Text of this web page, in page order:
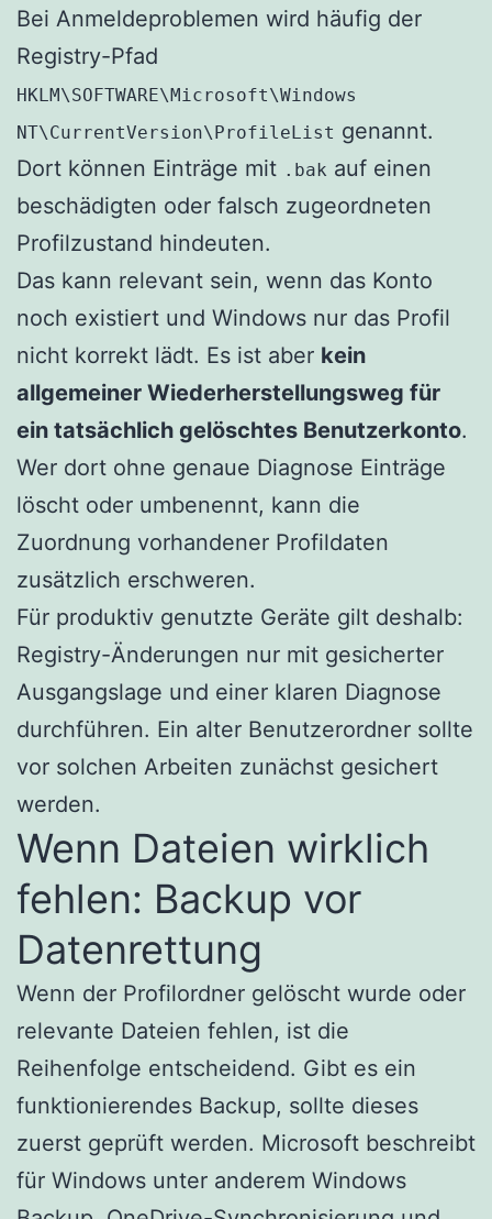
Bei Anmeldeproblemen wird häufig der
Registry-Pfad
HKLM\SOFTWARE\Microsoft\Windows
NT\CurrentVersion\ProfileList genannt.
Dort können Einträge mit .bak auf einen
beschädigten oder falsch zugeordneten
Profilzustand hindeuten.
Das kann relevant sein, wenn das Konto
noch existiert und Windows nur das Profil
nicht korrekt lädt. Es ist aber kein
allgemeiner Wiederherstellungsweg für
ein tatsächlich gelöschtes Benutzerkonto.
Wer dort ohne genaue Diagnose Einträge
löscht oder umbenennt, kann die
Zuordnung vorhandener Profildaten
zusätzlich erschweren.
Für produktiv genutzte Geräte gilt deshalb:
Registry-Änderungen nur mit gesicherter
Ausgangslage und einer klaren Diagnose
durchführen. Ein alter Benutzerordner sollte
vor solchen Arbeiten zunächst gesichert
werden.
Wenn Dateien wirklich
fehlen: Backup vor
Datenrettung
Wenn der Profilordner gelöscht wurde oder
relevante Dateien fehlen, ist die
Reihenfolge entscheidend. Gibt es ein
funktionierendes Backup, sollte dieses
zuerst geprüft werden. Microsoft beschreibt
für Windows unter anderem Windows